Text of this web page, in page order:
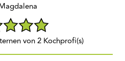
von 2 Kochprofi(s)